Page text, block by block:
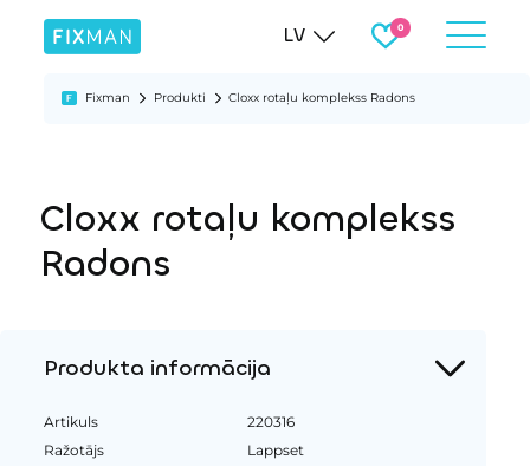
LV
Fixman Produkti Cloxx rotaļu komplekss Radons
Cloxx rotaļu komplekss
Radons
Produkta informācija
Artikuls
220316
Ražotājs
Lappset